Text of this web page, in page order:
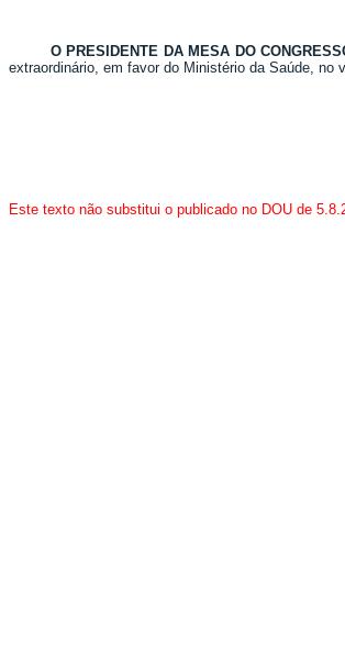
O PRESIDENTE DA MESA DO
extraordinário, em favor do Ministério da Saúde, no
Este texto não substitui o publicado no DOU de